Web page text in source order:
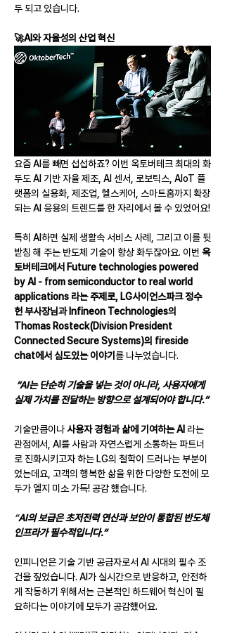
두 되고 있습니다.
🚀AI와 자율성의 산업 혁신
요즘 AI를 빼면 섭섭하죠? 이번 옥토버테크 최대의 화
두도 AI 기반 자율 제조, AI 센서, 로보틱스, AIoT 플
랫폼의 실용화, 제조업, 헬스케어, 스마트홈까지 확장
되는 AI 응용의 트렌드를 한 자리에서 볼 수 있었어요!
특히 AI하면 실제 생활속 서비스 사례, 그리고 이를 뒷
받침 해 주는 반도체 기술이 항상 화두잖아요. 이번 옥
토버테크에서 Future technologies powered
by AI - from semiconductor to real world
applications 라는 주제로, LG사이언스파크 정수
헌 부사장님과 Infineon Technologies의
Thomas Rosteck(Division President
Connected Secure Systems)의 fireside
chat에서 심도있는 이야기 를 나누었습니다.
“AI는 단순히 기술을 넣는 것이 아니라, 사용자에게
실제 가치를 전달하는 방향으로 설계되어야 합니다.”
기술만큼이나 사용자 경험과 삶에 기여하는 AI 라는
관점에서, AI를 사람과 자연스럽게 소통하는 파트너
로 진화시키고자 하는 LG의 철학이 드러나는 부분이
었는데요, 고객의 행복한 삶을 위한 다양한 도전에 모
두가 엘지 미소 가득! 공감 했습니다.
“AI의 보급은 초저전력 연산과 보안이 통합된 반도체
인프라가 필수적입니다.”
인피니언은 기술 기반 공급자로서 AI 시대의 필수 조
건을 짚었습니다. AI가 실시간으로 반응하고, 안전하
게 작동하기 위해서는 근본적인 하드웨어 혁신이 필
요하다는 이야기에 모두가 공감했어요.